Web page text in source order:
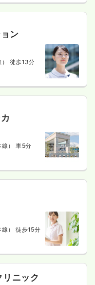
円以上可
詳細を見る
一時募集休止
詳細を見る
ン
） 徒歩13分
線） 車5分
） 徒歩15分
ニック